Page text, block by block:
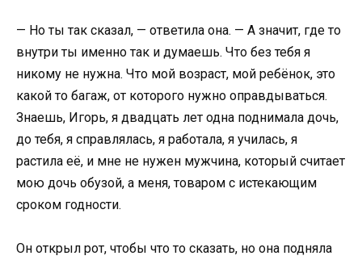
— Но ты так сказал, — ответила она. — А значит, где то
внутри ты именно так и думаешь. Что без тебя я
никому не нужна. Что мой возраст, мой ребёнок, это
какой то багаж, от которого нужно оправдываться.
Знаешь, Игорь, я двадцать лет одна поднимала дочь,
до тебя, я справлялась, я работала, я училась, я
растила её, и мне не нужен мужчина, который считает
мою дочь обузой, а меня, товаром с истекающим
сроком годности.
Он открыл рот, чтобы что то сказать, но она подняла